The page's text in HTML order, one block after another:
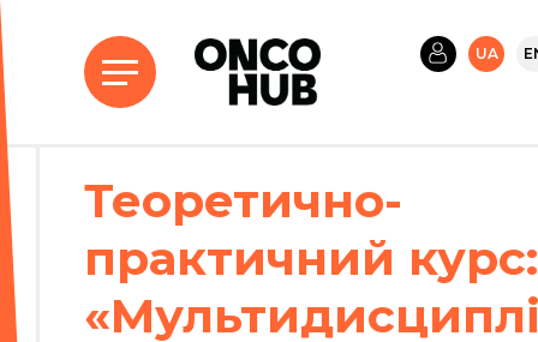
UA
Теоретично-
практичний курс: